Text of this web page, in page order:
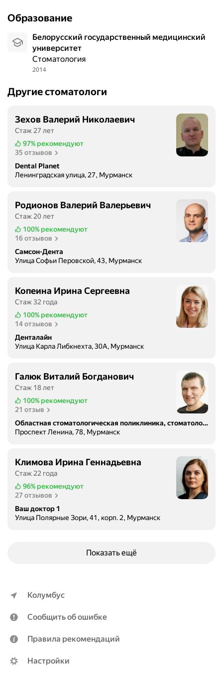
а
е
ч
е
л
н
о
.
Х
о
т
о
с
ь
б
ы
,
о
б
ы
п
о
с
е
к
ы
я
п
о
б
о
н
о
б
л
Образование
Белорусский государственный медицинский
университет
Стоматология
2014
Другие стоматологи
Зехов Валерий Николаевич
Стаж 27 лет
97% рекомендуют
35 отзывов
Dental Planet
Ленинградская улица, 27, Мурманск
Родионов Валерий Валерьевич
Стаж 20 лет
100% рекомендуют
16 отзывов
Самсон-Дента
Улица Софьи Перовской, 43, Мурманск
Копеина Ирина Сергеевна
Стаж 32 года
100% рекомендуют
14 отзывов
Денталайн
Улица Карла Либкнехта, 30А, Мурманск
Галюк Виталий Богданович
Стаж 18 лет
100% рекомендуют
21 отзыв
Областная стоматологическая поликлиника, стоматологическое отделение №1
Проспект Ленина, 78, Мурманск
Климова Ирина Геннадьевна
Стаж 22 года
96% рекомендуют
27 отзывов
Ваш доктор 1
Улица Полярные Зори, 41, корп. 2, Мурманск
Показать ещё
Колумбус
Сообщить об ошибке
Правила рекомендаций
Настройки